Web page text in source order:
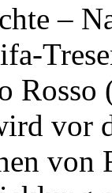
–
Rosso
vor
von